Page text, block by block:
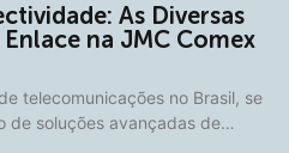
As Diversas
na JMC Comex
telecomunicações no Brasil, se
de soluções avançadas de…